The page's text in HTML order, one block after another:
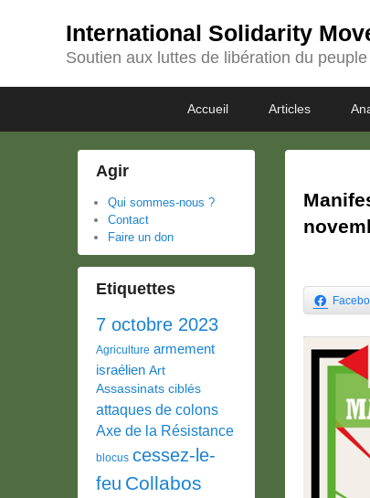
International Solidarity
Soutien aux luttes de libération du
menu
Accueil Articles
Agir
Qui sommes-nous ?
Contact
Faire un don
Etiquettes
7 octobre 2023
Agriculture armement
israélien Art
Assassinats ciblés
attaques de colons
Axe de la Résistance
blocus cessez-le-
feu Collabos